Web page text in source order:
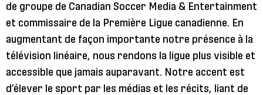
de groupe de Canadian Soccer Media & Entertainment
et commissaire de la Première Ligue canadienne. En
augmentant de façon importante notre présence à la
télévision linéaire, nous rendons la ligue plus visible et
accessible que jamais auparavant. Notre accent est
d’élever le sport par les médias et les récits, liant de